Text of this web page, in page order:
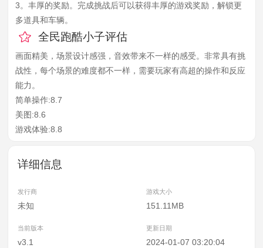
3。丰厚的奖励。完成挑战后可以获得丰厚的游戏奖励，解锁更
多道具和车辆。
全民跑酷小子评估
画面精美，场景设计感强，音效带来不一样的感受。非常具有挑
战性，每个场景的难度都不一样，需要玩家有高超的操作和反应
能力。
简单操作:8.7
美图:8.6
游戏体验:8.8
详细信息
发行商 游戏大小
未知 151.11MB
当前版本 更新日期
v3.1 2024-01-07 03:20:04